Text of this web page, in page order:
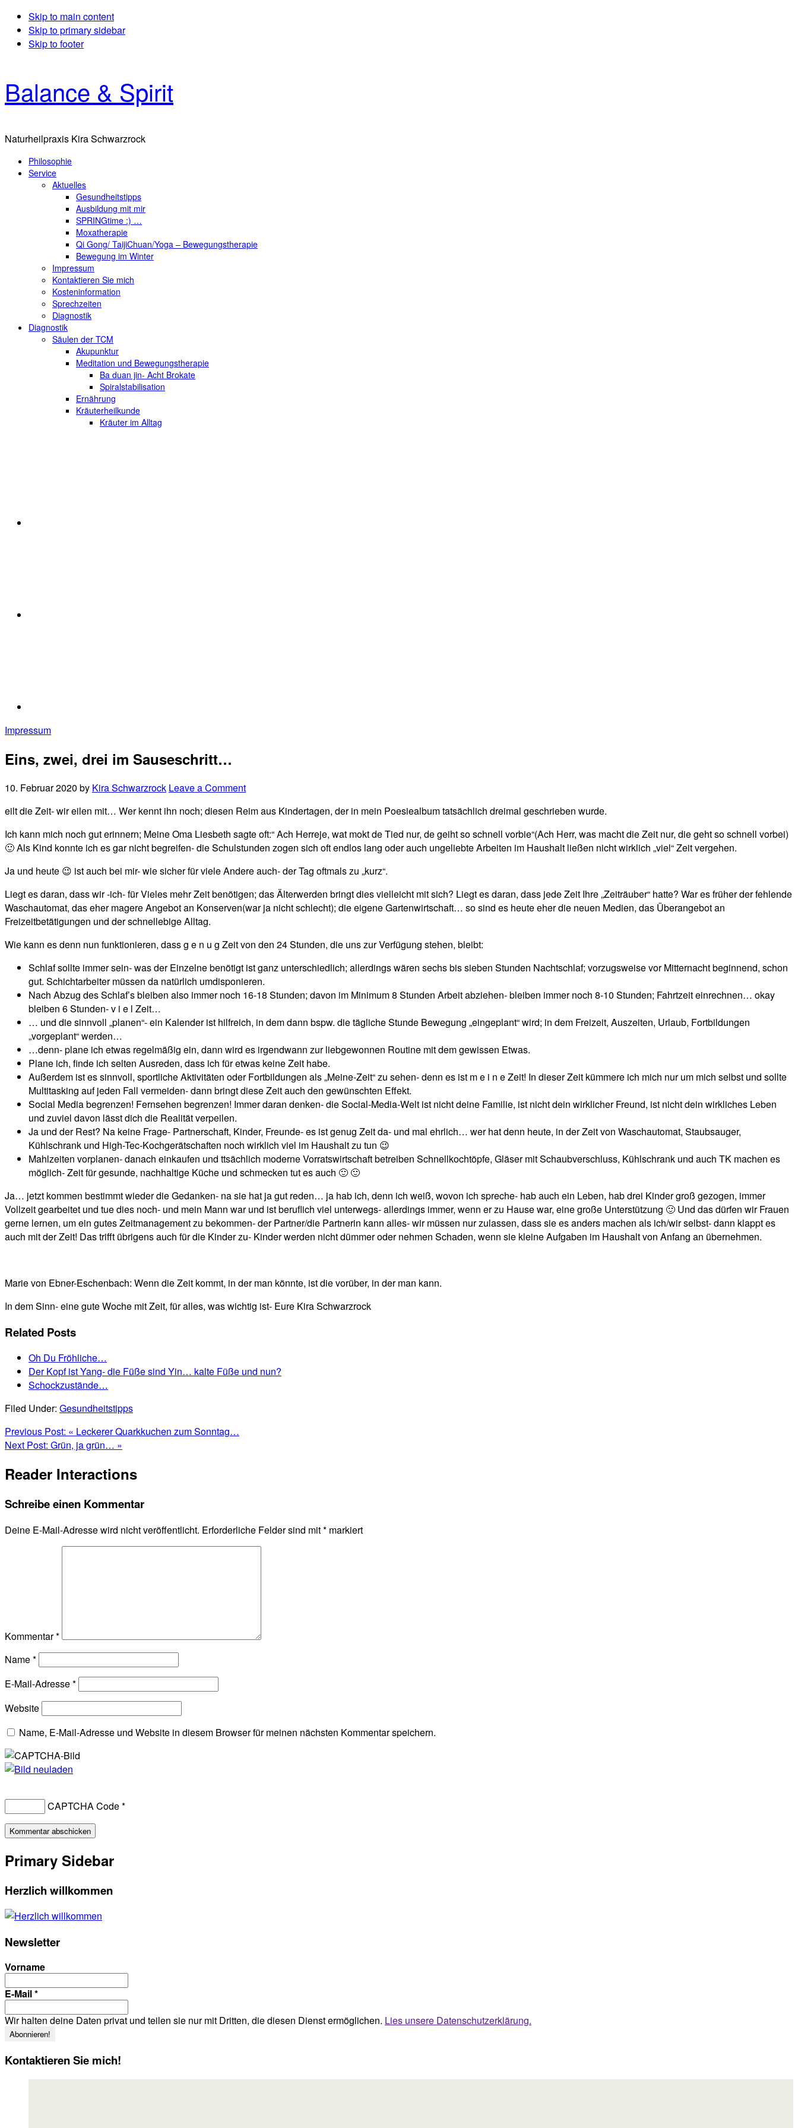
Skip to main content
Skip to primary sidebar
Skip to footer
Balance & Spirit
Naturheilpraxis Kira Schwarzrock
Philosophie
Service
Aktuelles
Gesundheitstipps
Ausbildung mit mir
SPRINGtime :) …
Moxatherapie
Qi Gong/ TaijiChuan/Yoga – Bewegungstherapie
Bewegung im Winter
Impressum
Kontaktieren Sie mich
Kosteninformation
Sprechzeiten
Diagnostik
Diagnostik
Säulen der TCM
Akupunktur
Meditation und Bewegungstherapie
Ba duan jin- Acht Brokate
Spiralstabilisation
Ernährung
Kräuterheilkunde
Kräuter im Alltag
Impressum
Eins, zwei, drei im Sauseschritt…
10. Februar 2020 by Kira Schwarzrock Leave a Comment
eilt die Zeit- wir eilen mit… Wer kennt ihn noch; diesen Reim aus Kindertagen, der in mein Poesiealbum tatsächlich dreimal geschrieben wurde.
Ich kann mich noch gut erinnern; Meine Oma Liesbeth sagte oft:“ Ach Herreje, wat mokt de Tied nur, de geiht so schnell vorbie“(Ach Herr, was macht die Zeit nur, die geht so schnell vorbei)
🙂 Als Kind konnte ich es gar nicht begreifen- die Schulstunden zogen sich oft endlos lang oder auch ungeliebte Arbeiten im Haushalt ließen nicht wirklich „viel“ Zeit vergehen.
Ja und heute 😉 ist auch bei mir- wie sicher für viele Andere auch- der Tag oftmals zu „kurz“.
Liegt es daran, dass wir -ich- für Vieles mehr Zeit benötigen; das Älterwerden bringt dies vielleicht mit sich? Liegt es daran, dass jede Zeit Ihre „Zeiträuber“ hatte? War es früher der fehlende
Waschautomat, das eher magere Angebot an Konserven(war ja nicht schlecht); die eigene Gartenwirtschaft… so sind es heute eher die neuen Medien, das Überangebot an
Freizeitbetätigungen und der schnellebige Alltag.
Wie kann es denn nun funktionieren, dass g e n u g Zeit von den 24 Stunden, die uns zur Verfügung stehen, bleibt:
Schlaf sollte immer sein- was der Einzelne benötigt ist ganz unterschiedlich; allerdings wären sechs bis sieben Stunden Nachtschlaf; vorzugsweise vor Mitternacht beginnend, schon
gut. Schichtarbeiter müssen da natürlich umdisponieren.
Nach Abzug des Schlaf’s bleiben also immer noch 16-18 Stunden; davon im Minimum 8 Stunden Arbeit abziehen- bleiben immer noch 8-10 Stunden; Fahrtzeit einrechnen… okay
bleiben 6 Stunden- v i e l Zeit…
… und die sinnvoll „planen“- ein Kalender ist hilfreich, in dem dann bspw. die tägliche Stunde Bewegung „eingeplant“ wird; in dem Freizeit, Auszeiten, Urlaub, Fortbildungen
„vorgeplant“ werden…
…denn- plane ich etwas regelmäßig ein, dann wird es irgendwann zur liebgewonnen Routine mit dem gewissen Etwas.
Plane ich, finde ich selten Ausreden, dass ich für etwas keine Zeit habe.
Außerdem ist es sinnvoll, sportliche Aktivitäten oder Fortbildungen als „Meine-Zeit“ zu sehen- denn es ist m e i n e Zeit! In dieser Zeit kümmere ich mich nur um mich selbst und sollte
Multitasking auf jeden Fall vermeiden- dann bringt diese Zeit auch den gewünschten Effekt.
Social Media begrenzen! Fernsehen begrenzen! Immer daran denken- die Social-Media-Welt ist nicht deine Familie, ist nicht dein wirklicher Freund, ist nicht dein wirkliches Leben
und zuviel davon lässt dich die Realität verpeilen.
Ja und der Rest? Na keine Frage- Partnerschaft, Kinder, Freunde- es ist genug Zeit da- und mal ehrlich… wer hat denn heute, in der Zeit von Waschautomat, Staubsauger,
Kühlschrank und High-Tec-Kochgerätschaften noch wirklich viel im Haushalt zu tun 😉
Mahlzeiten vorplanen- danach einkaufen und ttsächlich moderne Vorratswirtschaft betreiben Schnellkochtöpfe, Gläser mit Schaubverschluss, Kühlschrank und auch TK machen es
möglich- Zeit für gesunde, nachhaltige Küche und schmecken tut es auch 🙂 🙂
Ja… jetzt kommen bestimmt wieder die Gedanken- na sie hat ja gut reden… ja hab ich, denn ich weiß, wovon ich spreche- hab auch ein Leben, hab drei Kinder groß gezogen, immer
Vollzeit gearbeitet und tue dies noch- und mein Mann war und ist beruflich viel unterwegs- allerdings immer, wenn er zu Hause war, eine große Unterstützung 🙂 Und das dürfen wir Frauen
gerne lernen, um ein gutes Zeitmanagement zu bekommen- der Partner/die Partnerin kann alles- wir müssen nur zulassen, dass sie es anders machen als ich/wir selbst- dann klappt es
auch mit der Zeit! Das trifft übrigens auch für die Kinder zu- Kinder werden nicht dümmer oder nehmen Schaden, wenn sie kleine Aufgaben im Haushalt von Anfang an übernehmen.
Marie von Ebner-Eschenbach: Wenn die Zeit kommt, in der man könnte, ist die vorüber, in der man kann.
In dem Sinn- eine gute Woche mit Zeit, für alles, was wichtig ist- Eure Kira Schwarzrock
Related Posts
Oh Du Fröhliche…
Der Kopf ist Yang- die Füße sind Yin… kalte Füße und nun?
Schockzustände…
Filed Under: Gesundheitstipps
Previous Post: « Leckerer Quarkkuchen zum Sonntag…
Next Post: Grün, ja grün… »
Reader Interactions
Schreibe einen Kommentar
Deine E-Mail-Adresse wird nicht veröffentlicht. Erforderliche Felder sind mit* markiert
Kommentar*
Name*
E-Mail-Adresse*
Website
Name, E-Mail-Adresse und Website in diesem Browser für meinen nächsten Kommentar speichern.
CAPTCHA Code*
Primary Sidebar
Herzlich willkommen
Newsletter
Vorname
E-Mail*
Wir halten deine Daten privat und teilen sie nur mit Dritten, die diesen Dienst ermöglichen. Lies unsere Datenschutzerklärung.
Kontaktieren Sie mich!